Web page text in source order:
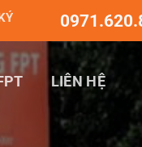
LIÊN HỆ